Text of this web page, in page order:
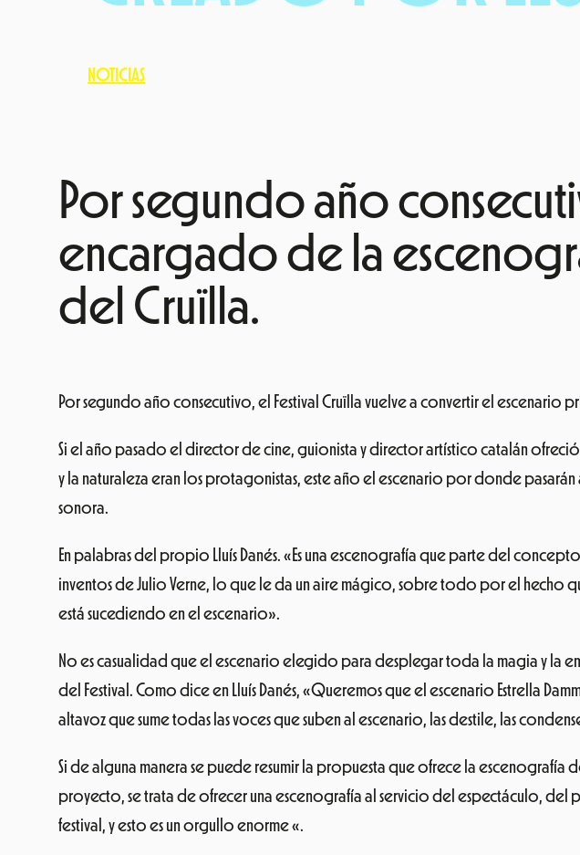
NOTICIAS
Por segundo año
encargado de la
del Cruïlla.
Por segundo año consecutivo, el Festival Cruïlla vuelve a convertir el escenario
Si el año pasado el director de cine, guionista y director artístico catalán
y la naturaleza eran los protagonistas, este año el escenario por donde
sonora.
En palabras del propio Lluís Danés. «Es una escenografía que parte del
inventos de Julio Verne, lo que le da un aire mágico, sobre todo por el
está sucediendo en el escenario».
No es casualidad que el escenario elegido para desplegar toda la magia y la
del Festival. Como dice en Lluís Danés, «Queremos que el escenario Estrella
altavoz que sume todas las voces que suben al escenario, las destile, las
Si de alguna manera se puede resumir la propuesta que ofrece la escenografía
proyecto, se trata de ofrecer una escenografía al servicio del espectáculo, del
festival, y esto es un orgullo enorme «.